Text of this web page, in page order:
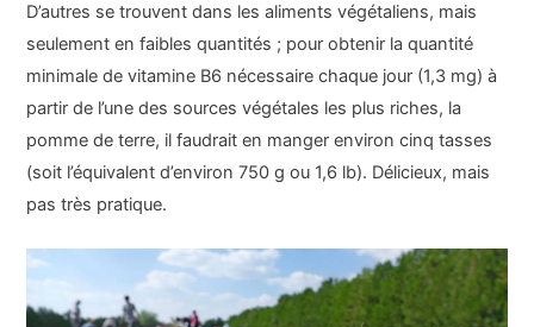
D’autres se trouvent dans les aliments végétaliens, mais
seulement en faibles quantités ; pour obtenir la quantité
minimale de vitamine B6 nécessaire chaque jour (1,3 mg) à
partir de l’une des sources végétales les plus riches, la
pomme de terre, il faudrait en manger environ cinq tasses
(soit l’équivalent d’environ 750 g ou 1,6 lb). Délicieux, mais
pas très pratique.